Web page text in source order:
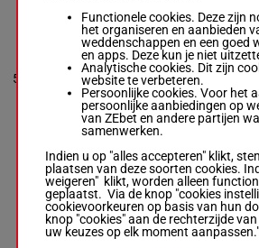
5
Timmermann
Gernreich Mme
M/6 -
(24) 10p 0p 4p
2p 4p 5p 2p 11p
M/658.5
kg
(24) 10p
0p 4p 2p
4p 5p 2p
11p 7p 3p
1p 4p
HONOUR WHIM
Am.Francesca
Cecchini-
Asselman
Naom
(25) 9p 3p
4p 3p 7p
Functionele cookies. Deze zijn
het organiseren en aanbieden
weddenschappen en een goed
en apps. Deze kun je niet
Analytische cookies. Dit zijn
website te verbeteren.
Persoonlijke cookies. Voor het
persoonlijke aanbiedingen op
van ZEbet en andere partijen
samenwerken.
Indien u op "alles accepteren" klikt,
plaatsen van deze soorten cookies.
weigeren" klikt, worden alleen
geplaatst. Via de knop "cookies
cookievoorkeuren op basis van hun
knop "cookies" aan de rechterzijde
uw keuzes op elk moment aanpassen."